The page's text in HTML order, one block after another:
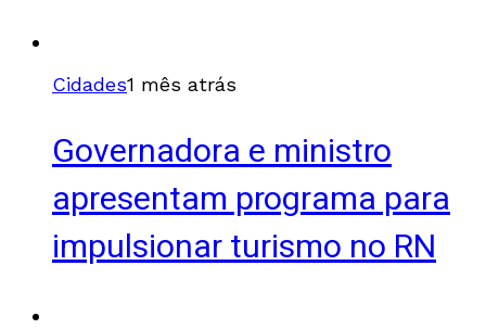
Cidades1 mês atrás
Governadora e ministro
apresentam programa para
impulsionar turismo no RN